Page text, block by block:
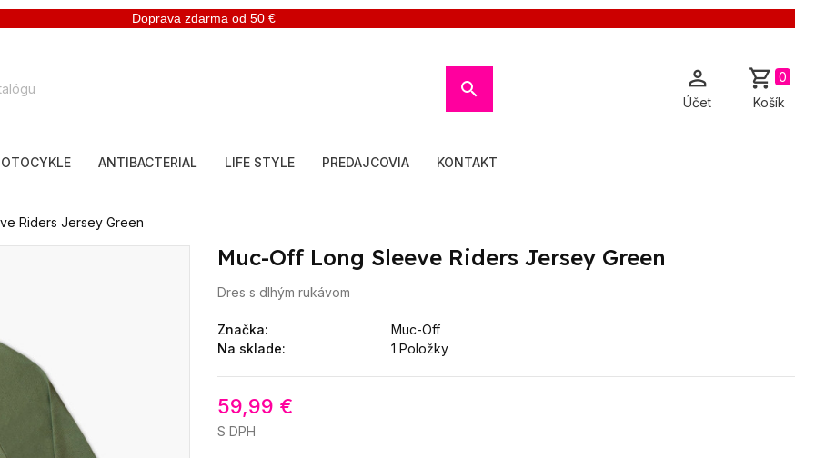
Doprava zdarma od 50 €
 
Účet
shopping_cart 0
Košík
ANTIBACTERIAL LIFE STYLE PREDAJCOVIA KONTAKT
Riders Jersey Green
Muc-Off Long Sleeve Riders Jersey Green
Dres s dlhým rukávom
Značka:
Muc-Off
Na sklade:
1 Položky
59,99 €
S DPH